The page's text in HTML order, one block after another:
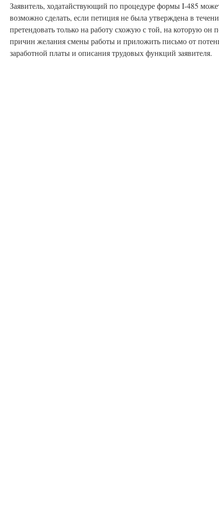
Заявитель, ходатайствующий по процедуре формы I-485
возможно сделать, если петиция не была утверждена в
претендовать только на работу схожую с той, на которую
причин желания смены работы и приложить письмо от
заработной платы и описания трудовых функций заявителя.